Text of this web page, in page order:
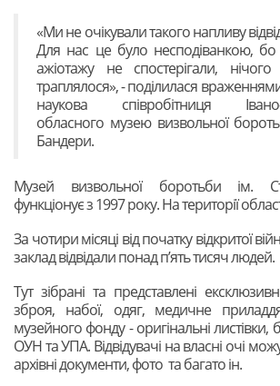
«Ми не очікували такого напливу
Для нас це було несподіванкою, бо
ажіотажу не спостерігали,
траплялося», - поділилася
наукова співробітниця Івано-
обласного музею визвольної
Бандери.
Музей визвольної боротьби ім.
функціонує з 1997 року. На території
За чотири місяці від початку відкритої
заклад відвідали понад п’ять тисяч людей.
Тут зібрані та представлені
зброя, набої, одяг, медичне
музейного фонду - оригінальні
ОУН та УПА. Відвідувачі на власні очі
архівні документи, фото та багато ін.